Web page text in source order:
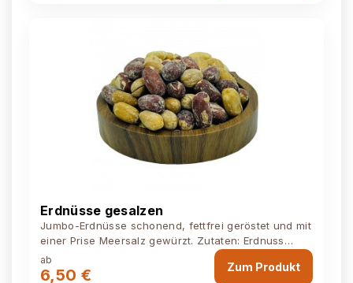
Erdnüsse gesalzen
Jumbo-Erdnüsse schonend, fettfrei geröstet und mit
einer Prise Meersalz gewürzt. Zutaten: Erdnuss
kerne, Meersalz Kann Spuren von...
ab
6,50 € Zum Produkt